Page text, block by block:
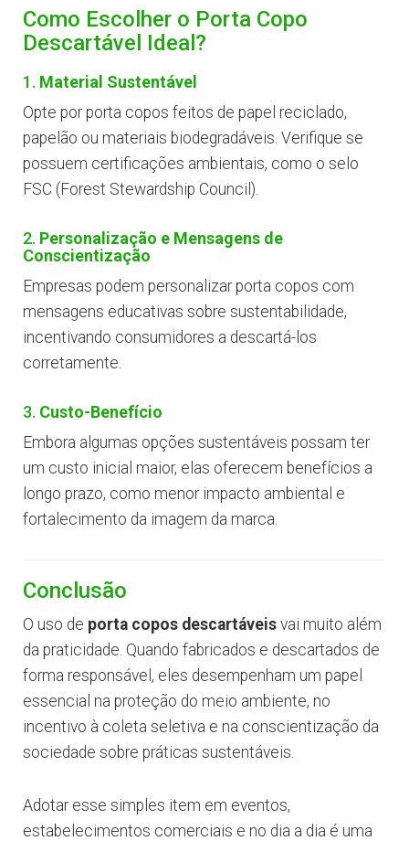
Como Escolher o Porta Copo
Descartável Ideal?
1. Material Sustentável
Opte por porta copos feitos de papel reciclado,
papelão ou materiais biodegradáveis. Verifique se
possuem certificações ambientais, como o selo
FSC (Forest Stewardship Council).
2. Personalização e Mensagens de
Conscientização
Empresas podem personalizar porta copos com
mensagens educativas sobre sustentabilidade,
incentivando consumidores a descartá-los
corretamente.
3. Custo-Benefício
Embora algumas opções sustentáveis possam ter
um custo inicial maior, elas oferecem benefícios a
longo prazo, como menor impacto ambiental e
fortalecimento da imagem da marca.
Conclusão
O uso de porta copos descartáveis vai muito além
da praticidade. Quando fabricados e descartados de
forma responsável, eles desempenham um papel
essencial na proteção do meio ambiente, no
incentivo à coleta seletiva e na conscientização da
sociedade sobre práticas sustentáveis.
Adotar esse simples item em eventos,
estabelecimentos comerciais e no dia a dia é uma